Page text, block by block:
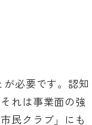
必要です。認知
れは事業面の強
民クラブ」にも